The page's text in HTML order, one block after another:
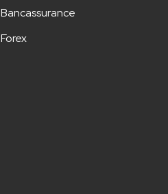
Bancassurance
Forex